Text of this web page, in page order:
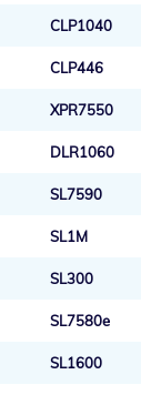
CLP1040
CLP446
XPR7550
DLR1060
SL7590
SL1M
SL300
SL7580e
SL1600